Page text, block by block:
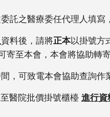
託之醫療委任代理人填寫
資料後，請將正本以掛號方
寄至本會，本會將協助轉寄
，可致電本會協助查詢作
醫院批價掛號櫃檯 進行資